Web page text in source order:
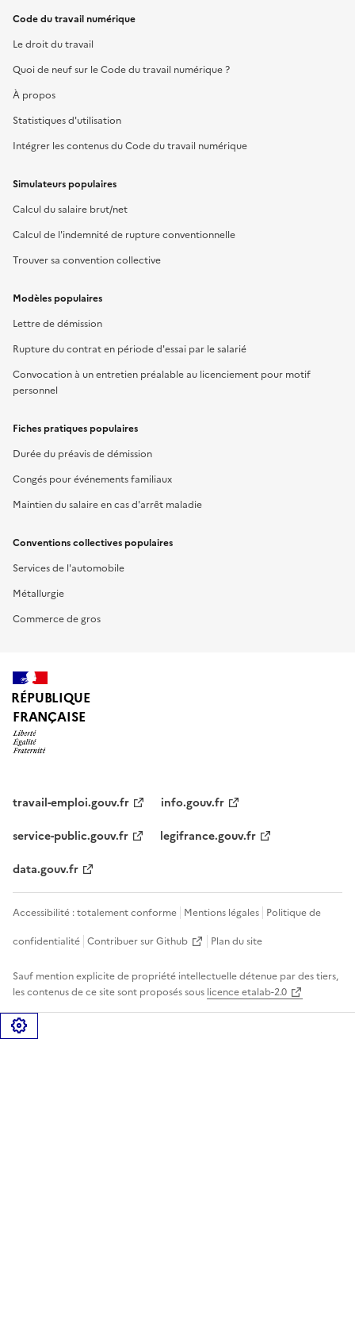
Code du travail numérique
Le droit du travail
Quoi de neuf sur le Code du travail numérique ?
À propos
Statistiques d'utilisation
Intégrer les contenus du Code du travail numérique
Simulateurs populaires
Calcul du salaire brut/net
Calcul de l'indemnité de rupture conventionnelle
Trouver sa convention collective
Modèles populaires
Lettre de démission
Rupture du contrat en période d'essai par le salarié
Convocation à un entretien préalable au licenciement pour motif
personnel
Fiches pratiques populaires
Durée du préavis de démission
Congés pour événements familiaux
Maintien du salaire en cas d'arrêt maladie
Conventions collectives populaires
Services de l'automobile
Métallurgie
Commerce de gros
RÉPUBLIQUE
FRANÇAISE
travail-emploi.gouv.fr
info.gouv.fr
service-public.gouv.fr
legifrance.gouv.fr
data.gouv.fr
Accessibilité : totalement conforme Mentions légales Politique de
confidentialité Contribuer sur Github Plan du site
Sauf mention explicite de propriété intellectuelle détenue par des tiers,
les contenus de ce site sont proposés sous licence etalab-2.0
Gérer les cookies